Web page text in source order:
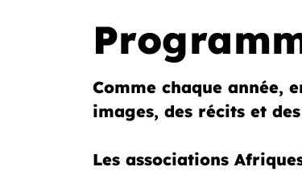
Comme chaque année,
images, des récits et
Les associations